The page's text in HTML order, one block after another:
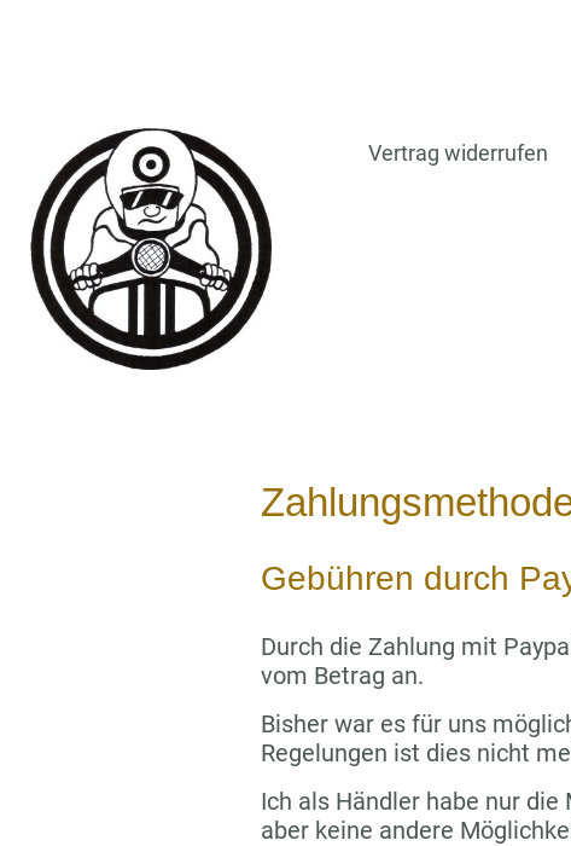
Vertrag widerrufen
Gebühren durch
Durch die Zahlung mit
vom Betrag an.
Bisher war es für uns
Regelungen ist dies nicht
Ich als Händler habe nur
aber keine andere